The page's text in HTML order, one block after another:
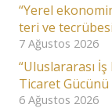
“Yerel
teri ve
7 Ağustos 2026
“Uluslararası
Ticaret Gücünü
6 Ağustos 2026